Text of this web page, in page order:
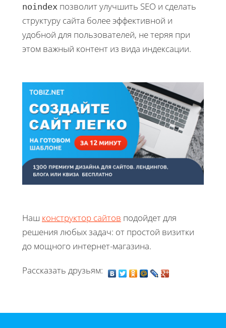
noindex позволит улучшить SEO и сделать
структуру сайта более эффективной и
удобной для пользователей, не теряя при
этом важный контент из вида индексации.
Наш конструктор сайтов подойдет для
решения любых задач: от простой визитки
до мощного интернет-магазина.
Рассказать друзьям: